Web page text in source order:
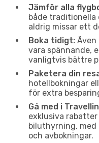
Jämför alla
både traditionella
aldrig missar ett
Boka tidigt: Även
vara spännande,
vanligtvis bättre
Paketera din
hotellbokningar
för extra
Gå med i
exklusiva
biluthyrning,
och avbokningar.